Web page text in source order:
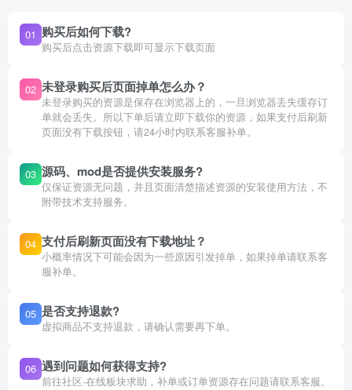
01 购买后如何下载?
购买后点击资源下载即可显示下载页面
02 未登录购买后页面掉单怎么办？
未登录购买的资源是保存在浏览器上的，一旦浏览器丢失缓存订
单就会丢失。所以下单后请立即下载你的资源，如果支付后刷新
页面没有下载按钮，请24小时内联系客服补单。
03 源码、mod是否提供安装服务?
仅保证资源无问题，并且页面清楚描述资源的安装使用方法，不
附带技术支持服务。
04 支付后刷新页面没有下载地址？
小概率情况下可能会因为一些原因引发掉单，如果掉单请联系客
服补单。
05 是否支持退款?
虚拟商品不支持退款，请确认需要再下单。
06 遇到问题如何获得支持?
前往社区-在线板块求助，补单或订单资源存在问题请联系客服。